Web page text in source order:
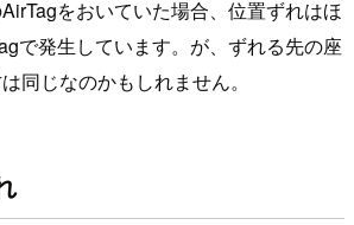
をおいていた場合、位置ずれはほ
で発生しています。が、ずれる先の座
同じなのかもしれません。